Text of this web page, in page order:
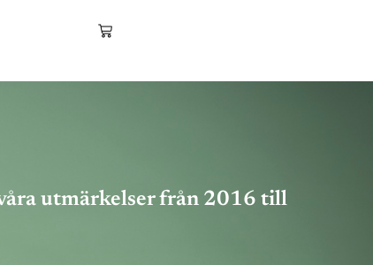
utmärkelser från 2016 till